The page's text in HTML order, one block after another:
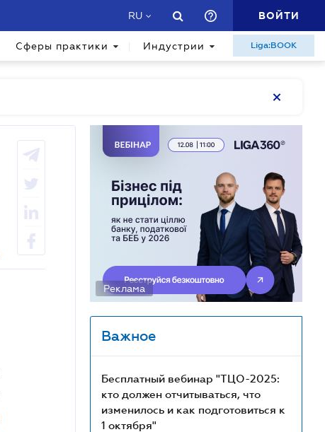
RU ВОЙТИ
Сферы практики Индустрии Liga:BOOK
Реклама
Важное
Бесплатный вебинар "ТЦО-2025:
кто должен отчитываться, что
изменилось и как подготовиться к
1 октября"